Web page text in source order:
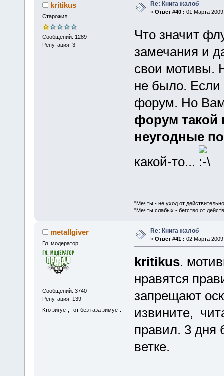
kritikus
Старожил
Сообщений: 1289
Репутация: 3
Re: Книга жалоб
« Ответ #40 : 01 Марта
Что значит
замечания и
свои мотивы.
не было. Если
форум. Но Вам
форум такой
неугодные
какой-то...
"Мечты - не уход от
"Мечты слабых - бегство от
metallgiver
Гл. модератор
Сообщений: 3740
Репутация: 139
Кто зигует, тот без газа зимует.
Re: Книга жалоб
« Ответ #41 : 02 Марта
kritikus.
нравятся
запрещают
извините,
правил. 3 дня
ветке.